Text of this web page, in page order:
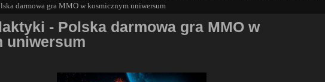
darmowa gra MMO w kosmicznym uniwersum
- Polska darmowa gra MMO w
uniwersum